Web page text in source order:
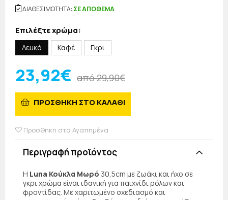
ΔΙΑΘΕΣΙΜΟΤΗΤΑ: ΣΕ ΑΠΟΘΕΜΑ
Επιλέξτε χρώμα:
Λευκό Καφέ Γκρι
23,92€ από 29,90€
ΠΡΟΣΘΗΚΗ ΣΤΟ ΚΑΛΑΘΙ
Προσθήκη στα Αγαπημένα
Περιγραφή προϊόντος
Η Luna Κούκλα Μωρό 30,5cm με ζωάκι και ήχο σε
γκρι χρώμα είναι ιδανική για παιχνίδι ρόλων και
φροντίδας. Με χαριτωμένο σχεδιασμό και